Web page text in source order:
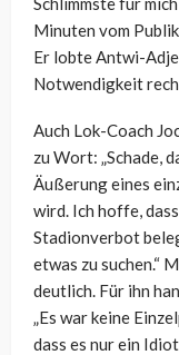
Minuten vom
Er lobte Antwi-
Notwendigkeit
Auch Lok-Coach
zu Wort: „Schade,
Äußerung eines
wird. Ich hoffe,
Stadionverbot
etwas zu suchen.“
deutlich. Für ihn
„Es war keine
dass es nur ein